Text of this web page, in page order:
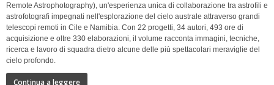
Remote Astrophotography), un'esperienza unica di collaborazione tra astrofili e
astrofotografi impegnati nell'esplorazione del cielo australe attraverso grandi
telescopi remoti in Cile e Namibia. Con 22 progetti, 34 autori, 493 ore di
acquisizione e oltre 330 elaborazioni, il volume racconta immagini, tecniche,
ricerca e lavoro di squadra dietro alcune delle più spettacolari meraviglie del
cielo profondo.
Continua a leggere